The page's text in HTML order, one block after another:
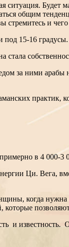
ситуация. Будет
общим
стремитесь и
под 15-16 градусы.
стала
за ними арабы
практик,
в 4 000-3
Ци. Вега,
когда
и